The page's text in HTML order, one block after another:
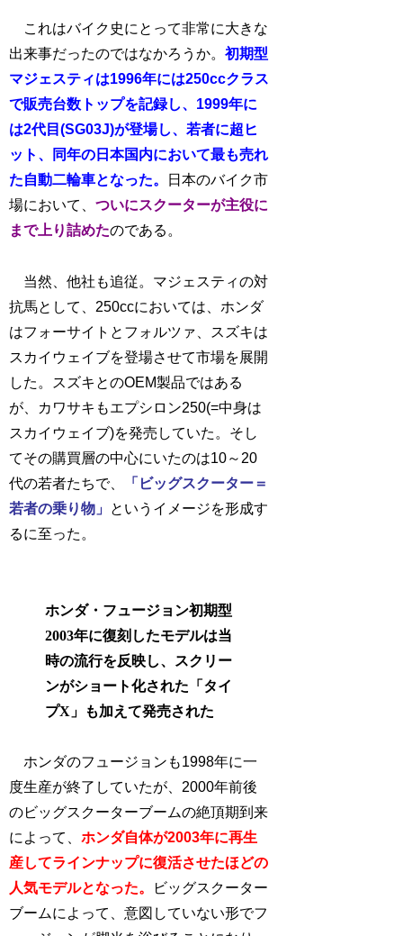
これはバイク史にとって非常に大きな
出来事だったのではなかろうか。初期型
マジェスティは1996年には250ccクラス
で販売台数トップを記録し、 1999年に
は2代目(SG03J)が登場し、若者に超ヒ
ット、同年の日本国内において最も売れ
た自動二輪車となった。
日本のバイク市
場において、ついにスクーターが主役に
まで上り詰めたのである。
当然、他社も追従。マジェスティの対
抗馬として、250ccにおいては、ホンダ
はフォーサイトとフォルツァ、スズキは
スカイウェイブを登場させて市場を展開
した。スズキとのOEM製品ではある
が、カワサキもエプシロン250(=中身は
スカイウェイブ)を発売していた。そし
てその購買層の中心にいたのは10～20
代の若者たちで、
「ビッグスクーター＝
若者の乗り物」
というイメージを形成す
るに至った。
ホンダ・フュージョン初期型
2003年に復刻したモデルは当
時の流行を反映し、スクリー
ンがショート化された「タイ
プX」も加えて発売された
ホンダのフュージョンも1998年に一
度生産が終了していたが、2000年前後
のビッグスクーターブームの絶頂期到来
によって、ホンダ自体が2003年に再生
産してラインナップに復活させたほどの
人気モデルとなった。
ビッグスクーター
ブームによって、意図していない形でフ